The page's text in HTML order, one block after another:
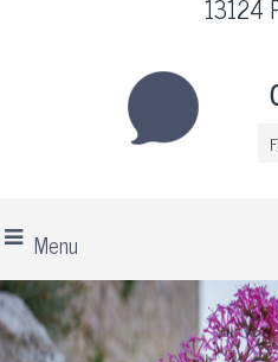
13124
Menu